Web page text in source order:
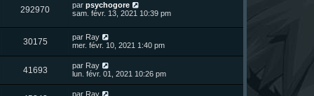
a
g
s
m
e
s
a
g
e
i
e
r
m
e
s
s
a
g
e
292970V
u
D
e
n
i
e
r
m
e
s
s
par psychogore
sam. févr. 13, 2021 10:39 pm
30175V
u
D
e
i
e
r
par Ray
mer. févr. 10, 2021 1:40 pm
41693V
u
D
e
par Ray
lun. févr. 01, 2021 10:26 pm
D
par Ray